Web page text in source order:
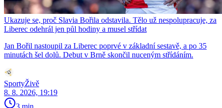
Ukazuje se, proč Slavia Bořila odstavila. Tělo už nespolupracuje, za
Liberec odehrál jen půl hodiny a musel střídat
Jan Bořil nastoupil za Liberec poprvé v základní sestavě, a po 35
minutách šel dolů. Debut v Brně skončil nuceným střídáním.
SportyŽivě
8. 8. 2026, 19:19
3 min